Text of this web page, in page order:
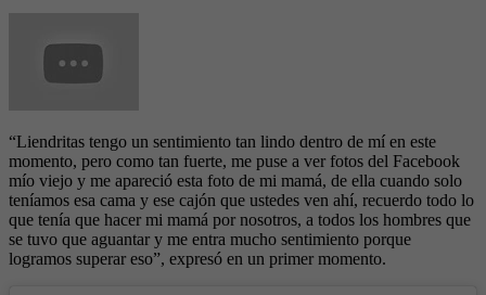
“Liendritas tengo un sentimiento tan lindo dentro de mí en este
momento, pero como tan fuerte, me puse a ver fotos del Facebook
mío viejo y me apareció esta foto de mi mamá, de ella cuando solo
teníamos esa cama y ese cajón que ustedes ven ahí, recuerdo todo lo
que tenía que hacer mi mamá por nosotros, a todos los hombres que
se tuvo que aguantar y me entra mucho sentimiento porque
logramos superar eso”, expresó en un primer momento.